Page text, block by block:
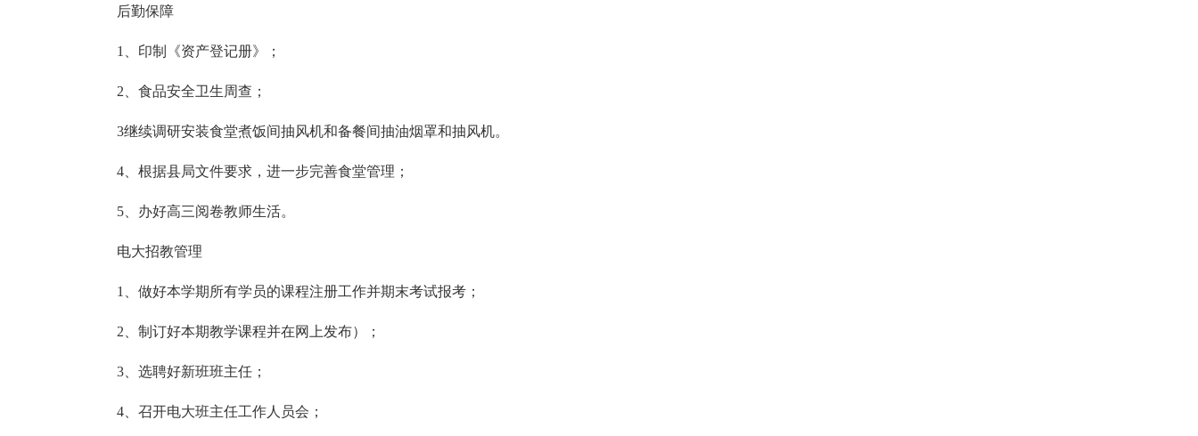
后勤保障
1、印制《资产登记册》；
2、食品安全卫生周查；
3继续调研安装食堂煮饭间抽风机和备餐间抽油烟罩和抽风机。
4、根据县局文件要求，进一步完善食堂管理；
5、办好高三阅卷教师生活。
电大招教管理
1、做好本学期所有学员的课程注册工作并期末考试报考；
2、制订好本期教学课程并在网上发布）；
3、选聘好新班班主任；
4、召开电大班主任工作人员会；